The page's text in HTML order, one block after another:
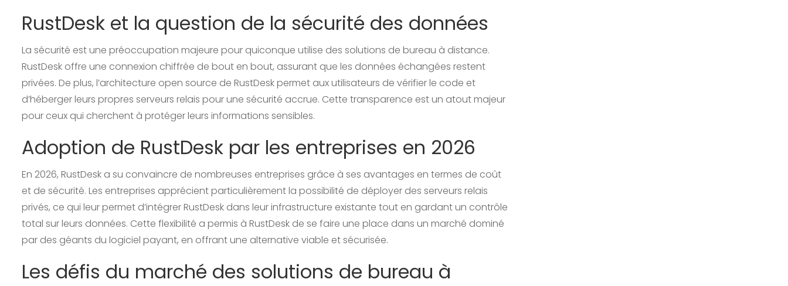
RustDesk et la question de la sécurité des données
La sécurité est une préoccupation majeure pour quiconque utilise des solutions de bureau à distance.
RustDesk offre une connexion chiffrée de bout en bout, assurant que les données échangées restent
privées. De plus, l’architecture open source de RustDesk permet aux utilisateurs de vérifier le code et
d’héberger leurs propres serveurs relais pour une sécurité accrue. Cette transparence est un atout majeur
pour ceux qui cherchent à protéger leurs informations sensibles.
Adoption de RustDesk par les entreprises en 2026
En 2026, RustDesk a su convaincre de nombreuses entreprises grâce à ses avantages en termes de coût
et de sécurité. Les entreprises apprécient particulièrement la possibilité de déployer des serveurs relais
privés, ce qui leur permet d’intégrer RustDesk dans leur infrastructure existante tout en gardant un contrôle
total sur leurs données. Cette flexibilité a permis à RustDesk de se faire une place dans un marché dominé
par des géants du logiciel payant, en offrant une alternative viable et sécurisée.
Les défis du marché des solutions de bureau à